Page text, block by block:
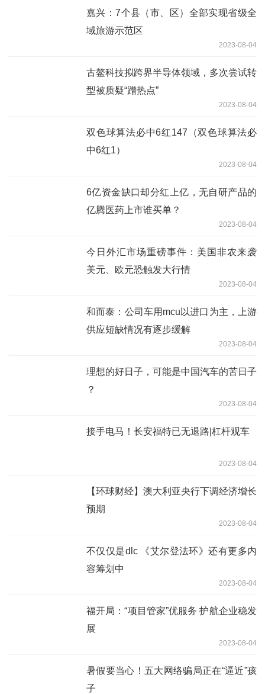
嘉兴：7个县（市、区）全部实现省级全
域旅游示范区
2023-08-04
古鳌科技拟跨界半导体领域，多次尝试转
型被质疑“蹭热点”
2023-08-04
双色球算法必中6红147（双色球算法必
中6红1）
2023-08-04
6亿资金缺口却分红上亿，无自研产品的
亿腾医药上市谁买单？
2023-08-04
今日外汇市场重磅事件：美国非农来袭
美元、欧元恐触发大行情
2023-08-04
和而泰：公司车用mcu以进口为主，上游
供应短缺情况有逐步缓解
2023-08-04
理想的好日子，可能是中国汽车的苦日子​
？
2023-08-04
接手电马！长安福特已无退路|杠杆观车
2023-08-04
【环球财经】澳大利亚央行下调经济增长
预期
2023-08-04
不仅仅是dlc 《艾尔登法环》还有更多内
容筹划中
2023-08-04
福开局：“项目管家”优服务 护航企业稳发
展
2023-08-04
暑假要当心！五大网络骗局正在“逼近”孩
子